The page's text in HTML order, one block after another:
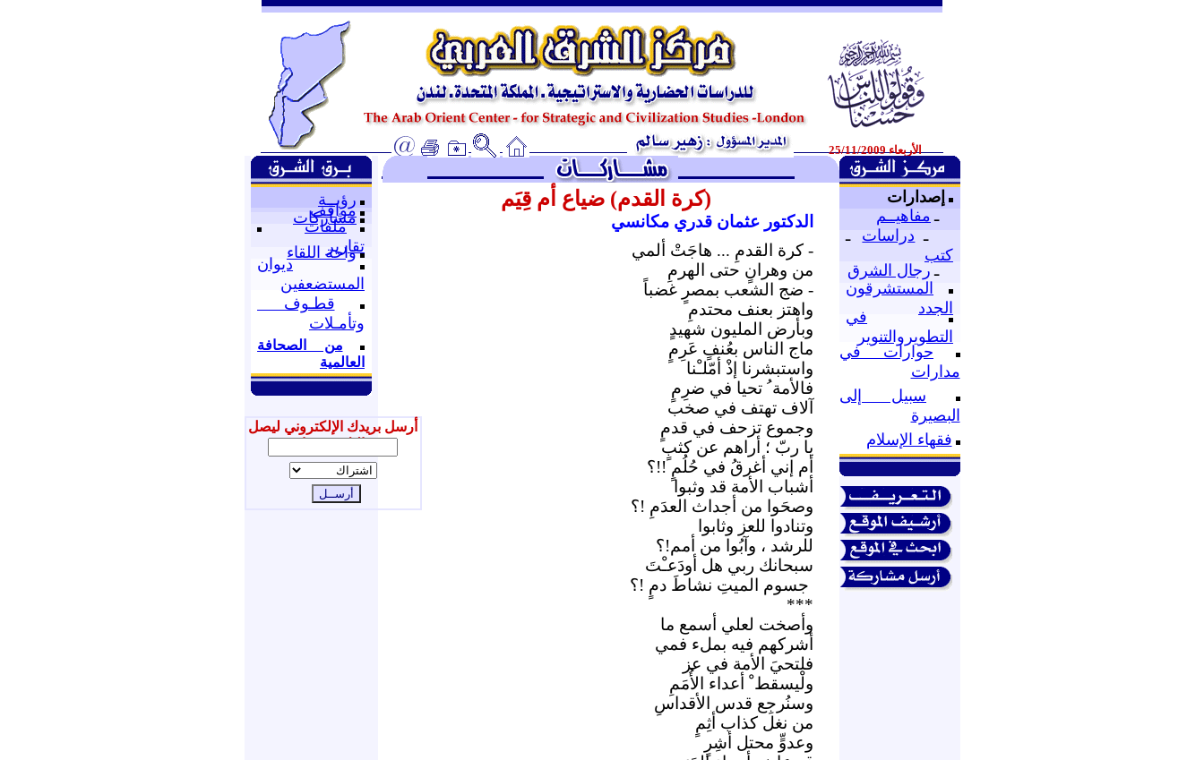
ـ
الأربعاء 25/11/2009
رؤيــة
مواقف
مشاركات
ملفات
تقارير
واحة اللقاء
ديوان
المستضعفين
قطـوف
وتأمـلات
من الصحافة
العالمية
أرسل بريدك الإلكتروني ليصل
إليك جديدنا
إصدارات
ـ مفاهيــم
ـ دراسات
ـ
كتب
ـ رجال الشرق
المستشرقون
الجدد
في
التطويروالتنوير
حوارات في
مدارات
سبيل إلى
البصيرة
فقهاء الإسلام
(كرة القدم) ضياع أم قِيَم
الدكتور عثمان قدري مكانسي
- كرة القدمِ ... هاجَتْ ألمي
من وهرانٍ حتى الهرمِ
- ضج الشعب بمصرٍ غضباً
واهتز بعنف محتدمِ
وبأرض المليون شهيدٍ
ماج الناس بعُنفٍ عَرِمٍ
واستبشرنا إذْ أمّلـْنا
فالأمة ُ تحيا في ضرِمٍ
آلاف تهتف في صخب
وجموع تزحف في قدمٍ
يا ربّ ؛ أراهم عن كثبٍ
أم إني أغرقُ في حُلُمٍ !!؟
أشباب الأمة قد وثبوا
وصحَوا من أجداث العدَمِ !؟
وتنادوا للعز وثابوا
للرشد ، وآبُوا من أمم!؟
سبحانك ربي هل أودَعـْتَ
جسوم الميتِ نشاطَ دمٍ !؟
***
وأصخت لعلي أسمع ما
أشركهم فيه بملء فمي
فلتحيَ الأمة في عز
ولْيسقط ْ أعداء الأُمَمِ
وسنُرجِع قدس الأقداسِ
من نغل كذاب أثِمٍ
وعدوٍّ محتل أشِرٍ